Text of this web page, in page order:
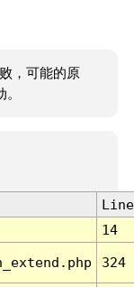
，可能的原
Line
14
324